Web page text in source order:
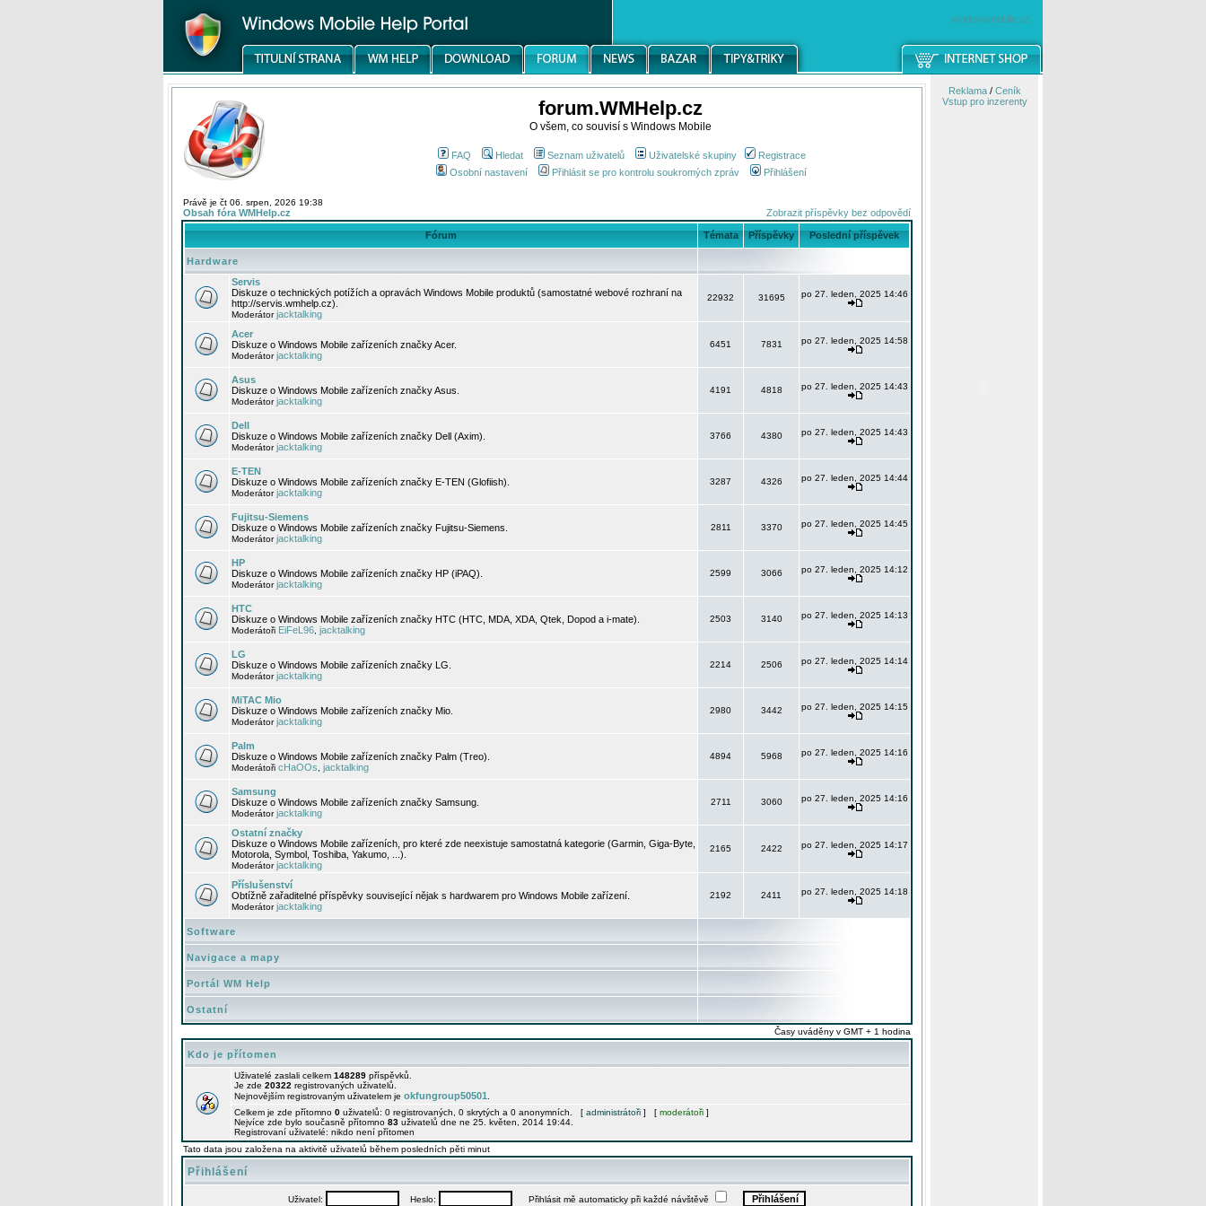
windowsmobile.cz
forum.WMHelp.cz
O všem, co souvisí s Windows Mobile
FAQ Hledat Seznam uživatelů Uživatelské skupiny
Registrace
Osobní nastavení
Přihlásit se pro kontrolu soukromých zpráv Přihlášení
Právě je čt 06. srpen, 2026 19:38
Obsah fóra WMHelp.cz Zobrazit příspěvky bez odpovědí
Fórum Témata Příspěvky Poslední příspěvek
Hardware
Servis
Diskuze o technických potížích a opravách Windows Mobile produktů (samostatné webové rozhraní na
http://servis.wmhelp.cz).
Moderátorjacktalking
22932 31695 po 27. leden, 2025 14:46
Acer
Diskuze o Windows Mobile zařízeních značky Acer.
Moderátorjacktalking
6451 7831 po 27. leden, 2025 14:58
Asus
Diskuze o Windows Mobile zařízeních značky Asus.
Moderátorjacktalking
4191 4818 po 27. leden, 2025 14:43
Dell
Diskuze o Windows Mobile zařízeních značky Dell (Axim).
Moderátorjacktalking
3766 4380 po 27. leden, 2025 14:43
E-TEN
Diskuze o Windows Mobile zařízeních značky E-TEN (Glofiish).
Moderátorjacktalking
3287 4326 po 27. leden, 2025 14:44
Fujitsu-Siemens
Diskuze o Windows Mobile zařízeních značky Fujitsu-Siemens.
Moderátorjacktalking
2811 3370 po 27. leden, 2025 14:45
HP
Diskuze o Windows Mobile zařízeních značky HP (iPAQ).
Moderátorjacktalking
2599 3066 po 27. leden, 2025 14:12
HTC
Diskuze o Windows Mobile zařízeních značky HTC (HTC, MDA, XDA, Qtek, Dopod a i-mate).
Moderátoři EiFeL96 jacktalking
2503 3140 po 27. leden, 2025 14:13
LG
Diskuze o Windows Mobile zařízeních značky LG.
Moderátorjacktalking
2214 2506 po 27. leden, 2025 14:14
MiTAC Mio
Diskuze o Windows Mobile zařízeních značky Mio.
Moderátorjacktalking
2980 3442 po 27. leden, 2025 14:15
Palm
Diskuze o Windows Mobile zařízeních značky Palm (Treo).
Moderátoři cHaOOs jacktalking
4894 5968 po 27. leden, 2025 14:16
Samsung
Diskuze o Windows Mobile zařízeních značky Samsung.
Moderátorjacktalking
2711 3060 po 27. leden, 2025 14:16
Ostatní značky
Diskuze o Windows Mobile zařízeních, pro které zde neexistuje samostatná kategorie (Garmin, Giga-Byte,
Motorola, Symbol, Toshiba, Yakumo, ...).
Moderátorjacktalking
2165 2422 po 27. leden, 2025 14:17
Příslušenství
Obtížně zařaditelné příspěvky související nějak s hardwarem pro Windows Mobile zařízení.
Moderátorjacktalking
2192 2411 po 27. leden, 2025 14:18
Software
Navigace a mapy
Portál WM Help
Ostatní
Časy uváděny v GMT + 1 hodina
Kdo je přítomen
Uživatelé zaslali celkem 148289 příspěvků.
Je zde 20322 registrovaných uživatelů.
Nejnovějším registrovaným uživatelem je okfungroup50501
Celkem je zde přítomno 0 uživatelů: 0 registrovaných, 0 skrytých a 0 anonymních. [ administrátoři ] [ moderátoři ]
Nejvíce zde bylo současně přítomno 83 uživatelů dne ne 25. květen, 2014 19:44.
Registrovaní uživatelé: nikdo není přítomen
Tato data jsou založena na aktivitě uživatelů během posledních pěti minut
Přihlášení
Uživatel: Heslo: Přihlásit mě automaticky při každé návštěvě
Reklama/ Ceník
Vstup pro inzerenty